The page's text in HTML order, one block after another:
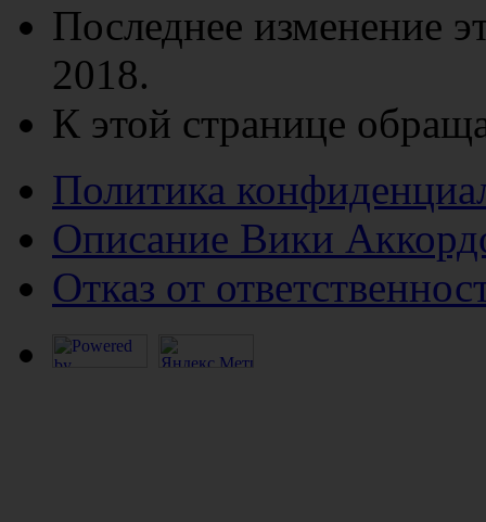
Последнее изменение
2018.
К этой странице
Политика
Описание Вики
Отказ от